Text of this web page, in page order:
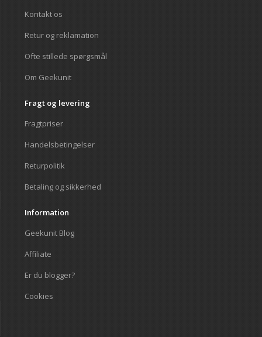
Kontakt os
Retur og reklamation
Ofte stillede spørgsmål
Om Geekunit
Fragt og levering
Fragtpriser
Handelsbetingelser
Returpolitik
Betaling og sikkerhed
Information
Geekunit Blog
Affiliate
Er du blogger?
Cookies